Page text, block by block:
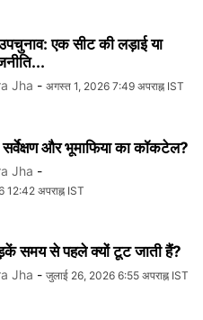
एक सीट की लड़ाई या
Jha - अगस्त 1, 2026 7:49 अपराह्न IST
सर्वेक्षण और भूमाफिया का कॉकटेल?
Jha -
अपराह्न IST
समय से पहले क्यों टूट जाती हैं?
Jha - जुलाई 26, 2026 6:55 अपराह्न IST